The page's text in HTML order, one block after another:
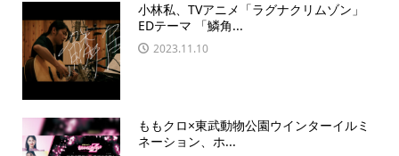
小林私、TVアニメ「ラグナクリムゾン」
EDテーマ 「鱗角...
2023.11.10
ももクロ×東武動物公園ウインターイルミ
ネーション、ホ...